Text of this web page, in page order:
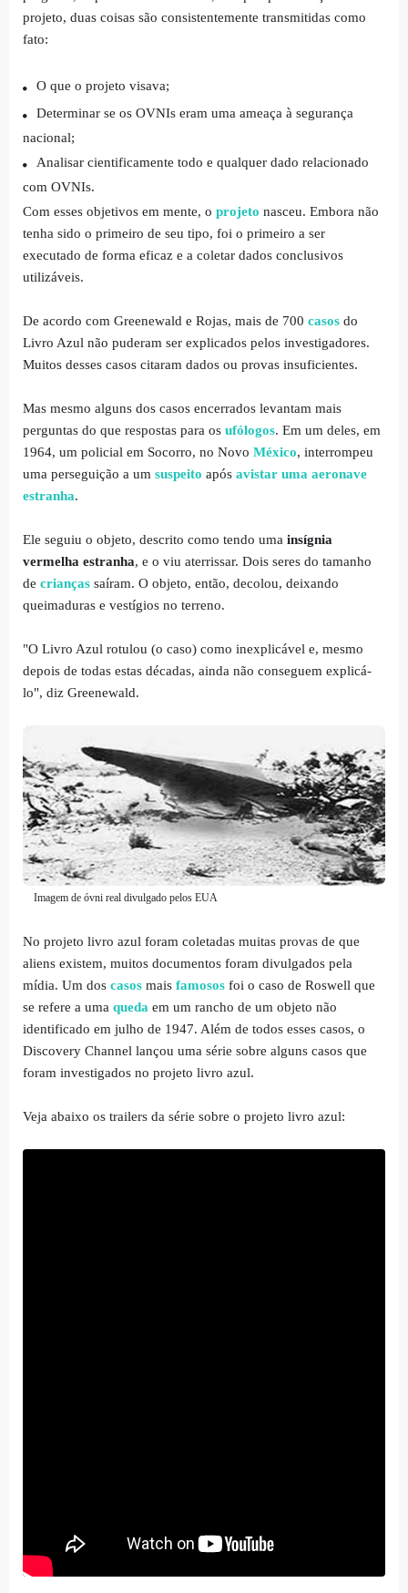
projeto, duas coisas são consistentemente transmitidas como
fato:
O que o projeto visava;
Determinar se os OVNIs eram uma ameaça à segurança
nacional;
Analisar cientificamente todo e qualquer dado relacionado
com OVNIs.
Com esses objetivos em mente, o projeto nasceu. Embora não
tenha sido o primeiro de seu tipo, foi o primeiro a ser
executado de forma eficaz e a coletar dados conclusivos
utilizáveis.
De acordo com Greenewald e Rojas, mais de 700 casos do
Livro Azul não puderam ser explicados pelos investigadores.
Muitos desses casos citaram dados ou provas insuficientes.
Mas mesmo alguns dos casos encerrados levantam mais
perguntas do que respostas para os ufólogos. Em um deles, em
1964, um policial em Socorro, no Novo México, interrompeu
uma perseguição a um suspeito após avistar uma aeronave
estranha.
Ele seguiu o objeto, descrito como tendo uma insígnia
vermelha estranha, e o viu aterrissar. Dois seres do tamanho
de crianças saíram. O objeto, então, decolou, deixando
queimaduras e vestígios no terreno.
"O Livro Azul rotulou (o caso) como inexplicável e, mesmo
depois de todas estas décadas, ainda não conseguem explicá-
lo", diz Greenewald.
Imagem de óvni real divulgado pelos EUA
No projeto livro azul foram coletadas muitas provas de que
aliens existem, muitos documentos foram divulgados pela
mídia. Um dos casos mais famosos foi o caso de Roswell que
se refere a uma queda em um rancho de um objeto não
identificado em julho de 1947. Além de todos esses casos, o
Discovery Channel lançou uma série sobre alguns casos que
foram investigados no projeto livro azul.
Veja abaixo os trailers da série sobre o projeto livro azul: